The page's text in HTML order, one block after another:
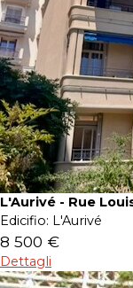
L'Aurivé - Rue
Edicifio: L'Aurivé
8 500 €
Dettagli